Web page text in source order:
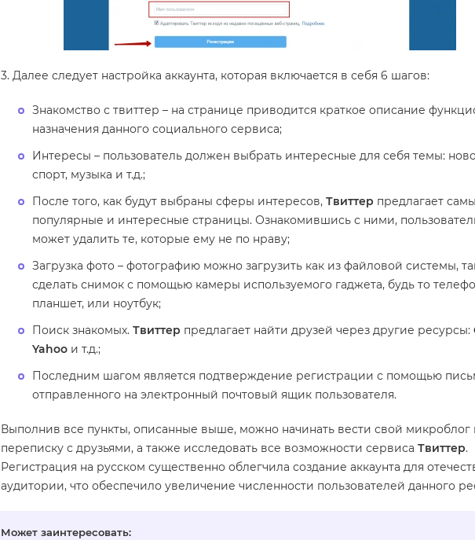
3. Далее следует настройка аккаунта, которая включается в себя 6 шагов:
Знакомство с твиттер – на странице приводится краткое описание
назначения данного социального сервиса;
Интересы – пользователь должен выбрать интересные для себя темы:
спорт, музыка и т.д.;
После того, как будут выбраны сферы интересов, Твиттер предлагает
популярные и интересные страницы. Ознакомившись с ними,
может удалить те, которые ему не по нраву;
Загрузка фото – фотографию можно загрузить как из файловой системы,
сделать снимок с помощью камеры используемого гаджета, будь то
планшет, или ноутбук;
Поиск знакомых. Твиттер предлагает найти друзей через другие ресурсы:
Yahoo и т.д.;
Последним шагом является подтверждение регистрации с помощью
отправленного на электронный почтовый ящик пользователя.
Выполнив все пункты, описанные выше, можно начинать вести свой микроблог
переписку с друзьями, а также исследовать все возможности сервиса Твиттер.
Регистрация на русском существенно облегчила создание аккаунта для
аудитории, что обеспечило увеличение численности пользователей данного